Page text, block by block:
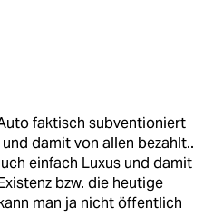
faktisch subventioniert
damit von allen bezahlt..
einfach Luxus und damit
bzw. die heutige
man ja nicht öffentlich